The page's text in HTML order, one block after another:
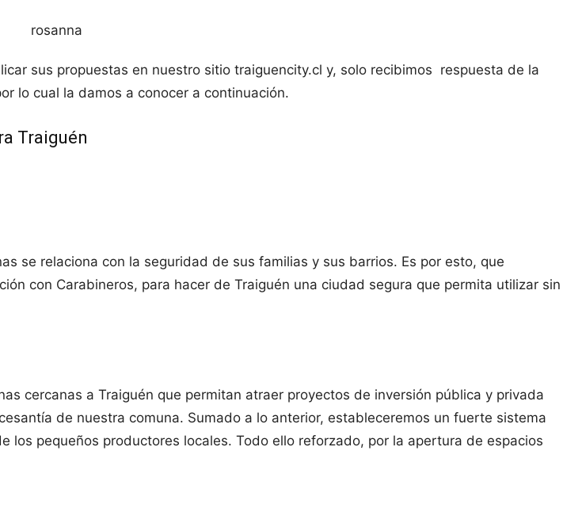
sus propuestas en nuestro sitio traiguencity.cl y, solo recibimos respuesta de la
lo cual la damos a conocer a continuación.
Traiguén
se relaciona con la seguridad de sus familias y sus barrios. Es por esto, que
con Carabineros, para hacer de Traiguén una ciudad segura que permita utilizar sin
cercanas a Traiguén que permitan atraer proyectos de inversión pública y privada
de nuestra comuna. Sumado a lo anterior, estableceremos un fuerte sistema
pequeños productores locales. Todo ello reforzado, por la apertura de espacios